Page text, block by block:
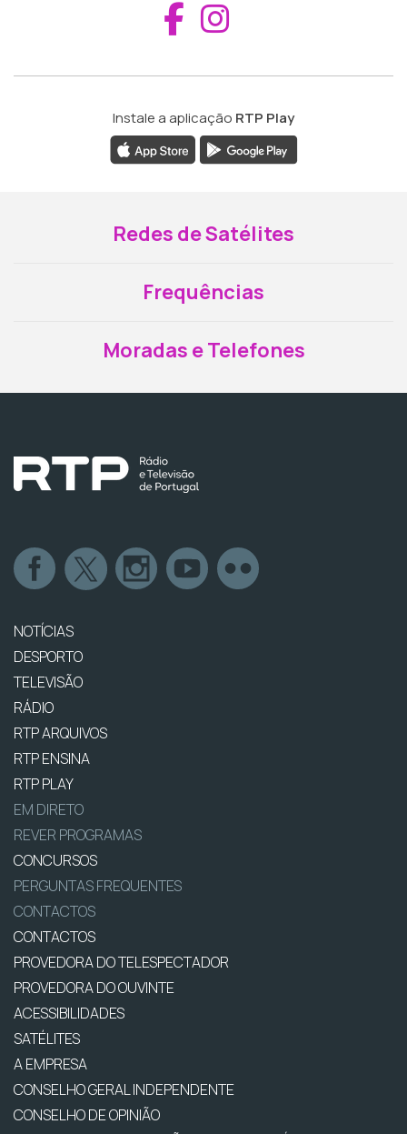
Aceder ao
Instale a aplicação RTP Play
Redes de Satélites
Frequências
Moradas e Telefones
NOTÍCIAS
DESPORTO
TELEVISÃO
RÁDIO
RTP ARQUIVOS
RTP ENSINA
RTP PLAY
EM DIRETO
REVER PROGRAMAS
CONCURSOS
PERGUNTAS FREQUENTES
CONTACTOS
CONTACTOS
PROVEDORA DO TELESPECTADOR
PROVEDORA DO OUVINTE
ACESSIBILIDADES
SATÉLITES
A EMPRESA
CONSELHO GERAL INDEPENDENTE
CONSELHO DE OPINIÃO